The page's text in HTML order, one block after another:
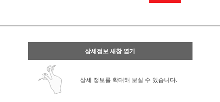
상세정보 새창 열기
상세 정보를 확대해 보실 수 있습니다.